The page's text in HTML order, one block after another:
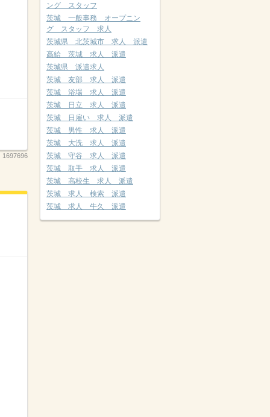
1697696
ング スタッフ
茨城 一般事務 オープニン
グ スタッフ 求人
茨城県 北茨城市 求人 派遣
高給 茨城 求人 派遣
茨城県 派遣求人
茨城 友部 求人 派遣
茨城 浴場 求人 派遣
茨城 日立 求人 派遣
茨城 日雇い 求人 派遣
茨城 男性 求人 派遣
茨城 大洗 求人 派遣
茨城 守谷 求人 派遣
茨城 取手 求人 派遣
茨城 高校生 求人 派遣
茨城 求人 検索 派遣
茨城 求人 牛久 派遣